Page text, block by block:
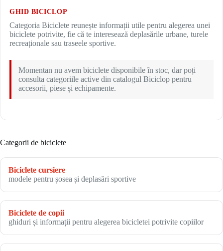
GHID BICICLOP
Categoria Biciclete reunește informații utile pentru alegerea unei
biciclete potrivite, fie că te interesează deplasările urbane, turele
recreaționale sau traseele sportive.
Momentan nu avem biciclete disponibile în stoc, dar poți
consulta categoriile active din catalogul Biciclop pentru
accesorii, piese și echipamente.
Categorii de biciclete
Biciclete cursiere
modele pentru șosea și deplasări sportive
Biciclete de copii
ghiduri și informații pentru alegerea bicicletei potrivite copiilor